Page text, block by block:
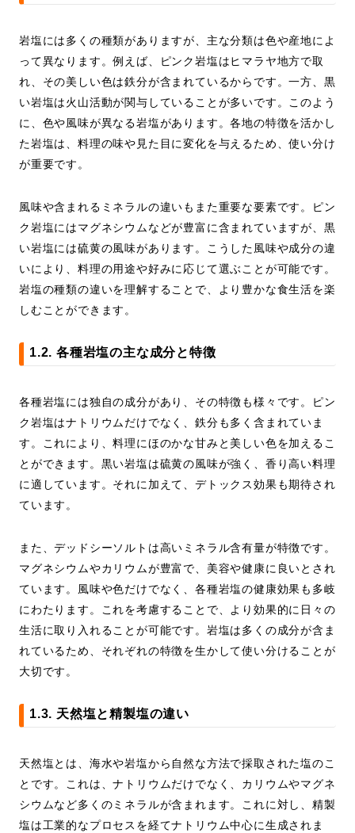
岩塩には多くの種類がありますが、主な分類は色や産地によ
って異なります。例えば、ピンク岩塩はヒマラヤ地方で取
れ、その美しい色は鉄分が含まれているからです。一方、黒
い岩塩は火山活動が関与していることが多いです。このよう
に、色や風味が異なる岩塩があります。各地の特徴を活かし
た岩塩は、料理の味や見た目に変化を与えるため、使い分け
が重要です。
風味や含まれるミネラルの違いもまた重要な要素です。ピン
ク岩塩にはマグネシウムなどが豊富に含まれていますが、黒
い岩塩には硫黄の風味があります。こうした風味や成分の違
いにより、料理の用途や好みに応じて選ぶことが可能です。
岩塩の種類の違いを理解することで、より豊かな食生活を楽
しむことができます。
1.2. 各種岩塩の主な成分と特徴
各種岩塩には独自の成分があり、その特徴も様々です。ピン
ク岩塩はナトリウムだけでなく、鉄分も多く含まれていま
す。これにより、料理にほのかな甘みと美しい色を加えるこ
とができます。黒い岩塩は硫黄の風味が強く、香り高い料理
に適しています。それに加えて、デトックス効果も期待され
ています。
また、デッドシーソルトは高いミネラル含有量が特徴です。
マグネシウムやカリウムが豊富で、美容や健康に良いとされ
ています。風味や色だけでなく、各種岩塩の健康効果も多岐
にわたります。これを考慮することで、より効果的に日々の
生活に取り入れることが可能です。岩塩は多くの成分が含ま
れているため、それぞれの特徴を生かして使い分けることが
大切です。
1.3. 天然塩と精製塩の違い
天然塩とは、海水や岩塩から自然な方法で採取された塩のこ
とです。これは、ナトリウムだけでなく、カリウムやマグネ
シウムなど多くのミネラルが含まれます。これに対し、精製
塩は工業的なプロセスを経てナトリウム中心に生成されま